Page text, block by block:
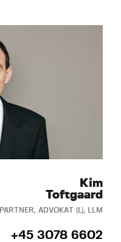
Kim
Toftgaard
PARTNER, ADVOKAT (L), LLM
+45 3078 6602